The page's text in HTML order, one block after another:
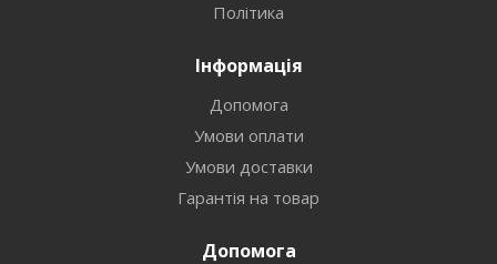
Політика
Інформація
Допомога
Умови оплати
Умови доставки
Гарантія на товар
Допомога